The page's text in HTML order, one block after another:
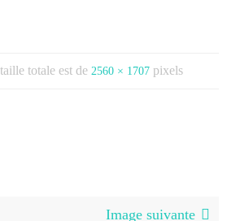
totale est de 2560 × 1707 pixels
Image suivante